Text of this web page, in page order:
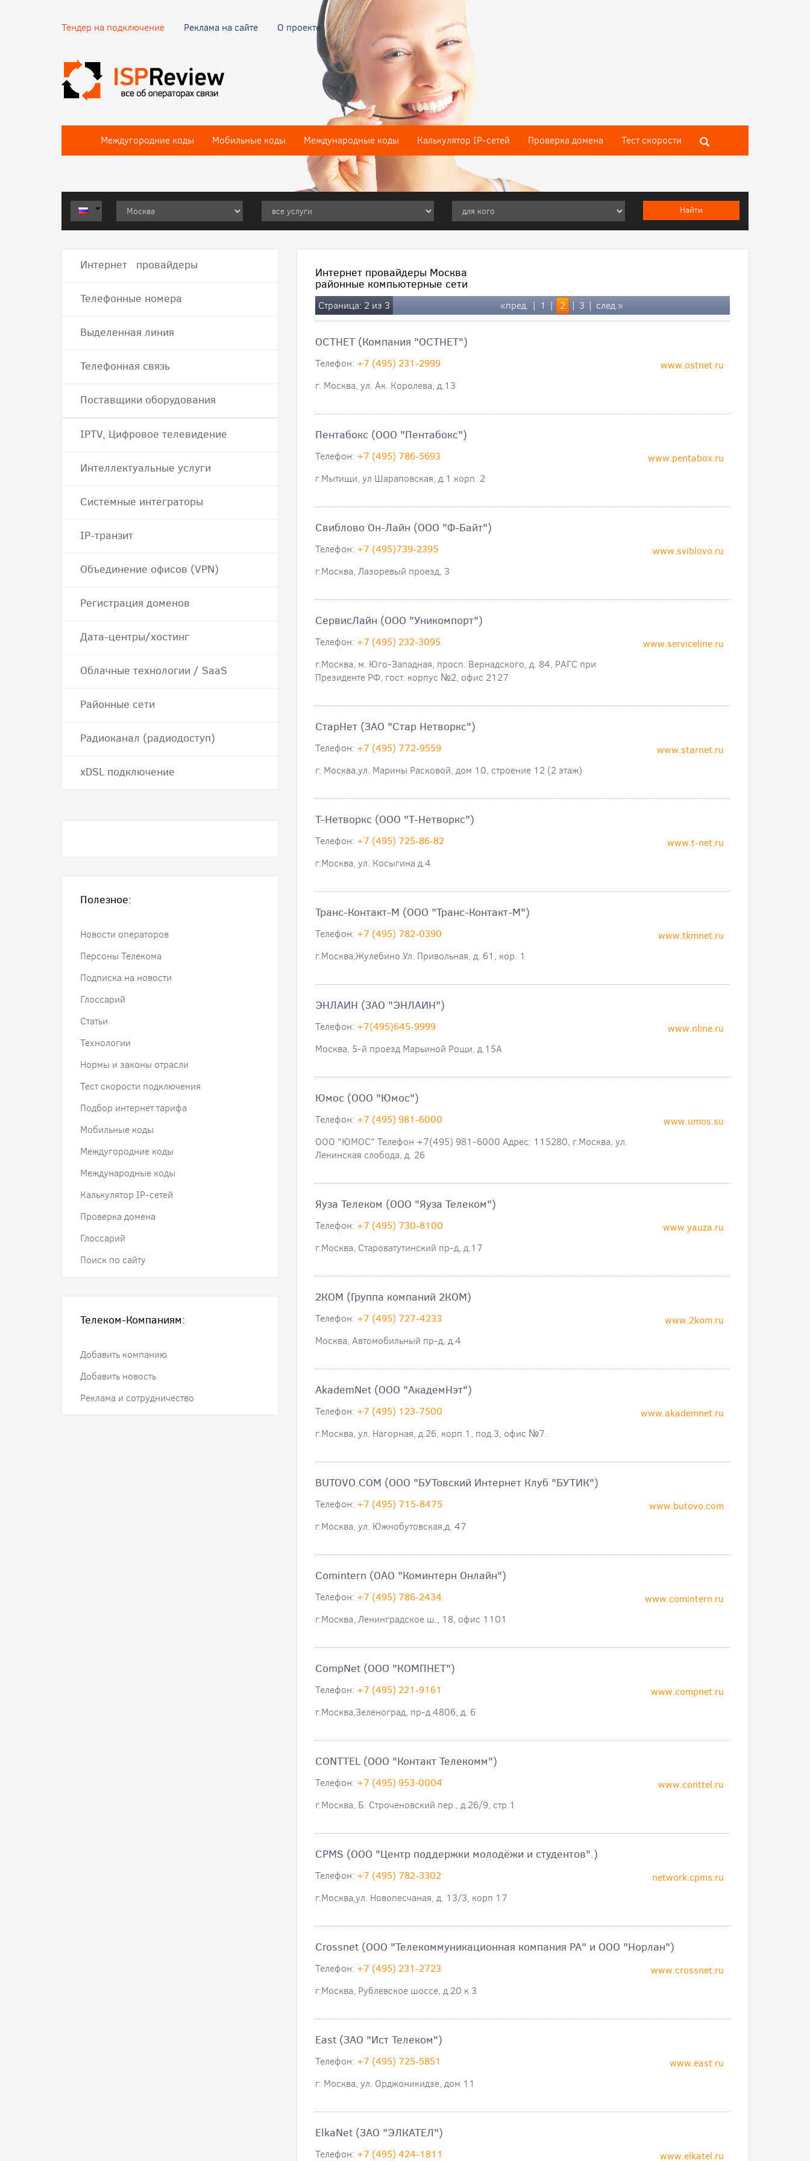
Тендер на подключение Реклама на сайте О проекте
Междугородние коды Мобильные коды Международные коды Калькулятор IP-сетей Проверка домена Тест скороcти
Интернет провайдеры Москва
районные компьютерные сети
Страница: 2 из 3 «пред. | 1 | 2 | 3 | след.»
ОСТНЕТ (Компания "ОСТНЕТ")
www.ostnet.ru
Телефон: +7 (495) 231-2999
г. Москва, ул. Ак. Королева, д.13
Пентабокс (ООО "Пентабокс")
www.pentabox.ru
Телефон: +7 (495) 786-5693
г.Мытищи, ул Шараповская, д.1 корп. 2
Свиблово Он-Лайн (ООО "Ф-Байт")
www.sviblovo.ru
Телефон: +7 (495)739-2395
г.Москва, Лазоревый проезд, 3
СервисЛайн (ООО "Уникомпорт")
www.serviceline.ru
Телефон: +7 (495) 232-3095
г.Москва, м. Юго-Западная, просп. Вернадского, д. 84, РАГС при
Президенте РФ, гост. корпус №2, офис 2127
СтарНет (ЗАО "Стар Нетворкс")
www.starnet.ru
Телефон: +7 (495) 772-9559
г. Москва,ул. Марины Расковой, дом 10, строение 12 (2 этаж)
Т-Нетворкс (ООО "Т-Нетворкс")
www.t-net.ru
Телефон: +7 (495) 725-86-82
г.Москва, ул. Косыгина д.4
Транс-Контакт-М (ООО "Транс-Контакт-М")
www.tkmnet.ru
Телефон: +7 (495) 782-0390
г.Москва,Жулебино Ул. Привольная, д. 61, кор. 1
ЭНЛАИН (ЗАО "ЭНЛАИН")
www.nline.ru
Телефон: +7(495)645-9999
Москва, 5-й проезд Марьиной Рощи, д.15А
Юмос (ООО "Юмос")
www.umos.su
Телефон: +7 (495) 981-6000
ООО "ЮМОС" Телефон +7(495) 981-6000 Адрес: 115280, г.Москва, ул.
Ленинская слобода, д. 26
Яуза Телеком (ООО "Яуза Телеком")
www.yauza.ru
Телефон: +7 (495) 730-8100
г.Москва, Староватутинский пр-д, д.17
2КOM (Группа компаний 2КОМ)
www.2kom.ru
Телефон: +7 (495) 727-4233
Москва, Автомобильный пр-д, д.4
AkademNet (ООО "АкадемНэт")
www.akademnet.ru
Телефон: +7 (495) 123-7500
г.Москва, ул. Нагорная, д.26, корп.1, под.3, офис №7.
BUTOVO.COM (ООО "БУТовский Интернет Клуб "БУТИК")
www.butovo.com
Телефон: +7 (495) 715-8475
г.Москва, ул. Южнобутовская,д. 47
Comintern (ОАО "Коминтерн Онлайн")
www.comintern.ru
Телефон: +7 (495) 786-2434
г.Москва, Ленинградское ш., 18, офис 1101
CompNet (ООО "КОМПНЕТ")
www.compnet.ru
Телефон: +7 (495) 221-9161
г.Москва,Зеленоград, пр-д 4806, д. 6
CONTTEL (ООО "Контакт Телекомм")
www.conttel.ru
Телефон: +7 (495) 953-0004
г.Москва, Б. Строченовский пер., д.26/9, стр.1
CPMS (ООО "Центр поддержки молодёжи и студентов".)
network.cpms.ru
Телефон: +7 (495) 782-3302
г.Москва,ул. Новопесчаная, д. 13/3, корп 17
Crossnet (ООО "Телекоммуникационная компания РА" и ООО "Норлан")
www.crossnet.ru
Телефон: +7 (495) 231-2723
г.Москва, Рублевское шоссе, д.20 к 3
East (ЗАО "Ист Телеком")
www.east.ru
Телефон: +7 (495) 725-5851
г. Москва, ул. Орджоникидзе, дом 11
ElkaNet (ЗАО "ЭЛКАТЕЛ")
www.elkatel.ru
Телефон: +7 (495) 424-1811
Интернет провайдеры
Телефонные номера
Выделенная линия
Телефонная связь
Поставщики оборудования
IPTV, Цифровое телевидение
Интеллектуальные услуги
Системные интеграторы
IP-транзит
Объединение офисов (VPN)
Регистрация доменов
Дата-центры/хостинг
Облачные технологии / SaaS
Районные сети
Радиоканал (радиодоступ)
хDSL подключение
Полезное:
Новости операторов
Персоны Телекома
Подписка на новости
Глоссарий
Статьи
Технологии
Нормы и законы отрасли
Тест скорости подключения
Подбор интернет тарифа
Мобильные коды
Междугородние коды
Международные коды
Калькулятор IP-сетей
Проверка домена
Глоссарий
Поиск по сайту
Телеком-Компаниям:
Добавить компанию
Добавить новость
Реклама и сотрудничество